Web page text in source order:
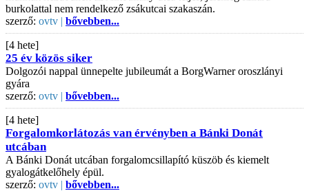
burkolattal nem rendelkező zsákutcai szakaszán.
szerző: ovtv | bővebben...
[4 hete]
25 év közös siker
Dolgozói nappal ünnepelte jubileumát a BorgWarner oroszlányi
gyára
szerző: ovtv | bővebben...
[4 hete]
Forgalomkorlátozás van érvényben a Bánki Donát
utcában
A Bánki Donát utcában forgalomcsillapító küszöb és kiemelt
gyalogátkelőhely épül.
szerző: ovtv | bővebben...